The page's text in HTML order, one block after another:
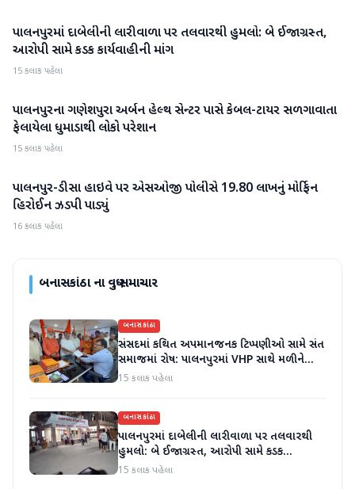
બનાસકાંઠા
પાલનપુરમાં દાબેલીની લારીવાળા પર તલવારથી હુમલો: બે ઈજાગ્રસ્ત,
આરોપી સામે કડક કાર્યવાહીની માંગ
15 કલાક પહેલા
બનાસકાંઠા
પાલનપુરના ગણેશપુરા અર્બન હેલ્થ સેન્ટર પાસે કેબલ-ટાયર સળગાવાતા
ફેલાયેલા ધુમાડાથી લોકો પરેશાન
15 કલાક પહેલા
બનાસકાંઠા
પાલનપુર-ડીસા હાઇવે પર એસઓજી પોલીસે 19.80 લાખનું મોર્ફિન
હિરોઈન ઝડપી પાડ્યું
16 કલાક પહેલા
બનાસકાંઠાના વધુ સમાચાર
બનાસકાંઠા
સંસદમાં કથિત અપમાનજનક ટિપ્પણીઓ સામે સંત
સમાજમાં રોષ: પાલનપુરમાં VHP સાથે મળીને
અધિક કલેક્ટરને આવેદનપત્ર આપ્યું
15 કલાક પહેલા
બનાસકાંઠા
પાલનપુરમાં દાબેલીની લારીવાળા પર તલવારથી
હુમલો: બે ઈજાગ્રસ્ત, આરોપી સામે કડક
કાર્યવાહીની માંગ
15 કલાક પહેલા